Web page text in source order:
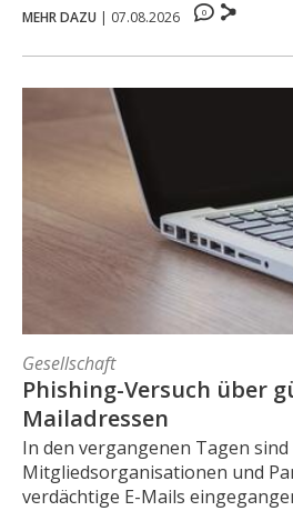
MEHR DAZU | 07.08.2026 0
Gesellschaft
Phishing-Versuch über
Mailadressen
In den vergangenen Tagen
Mitgliedsorganisationen und
verdächtige E-Mails